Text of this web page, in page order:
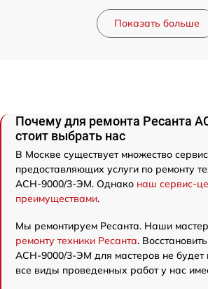
Показать больше
Почему для ремонта Ресанта
стоит выбрать нас
В Москве существует множество
предоставляющих услуги по ремонту
АСН-9000/3-ЭМ. Однако наш сервис-
преимуществами.
Мы ремонтируем Ресанта. Наши
ремонту техники Ресанта.
АСН-9000/3-ЭМ для мастеров не будет
все виды проведенных работ у нас